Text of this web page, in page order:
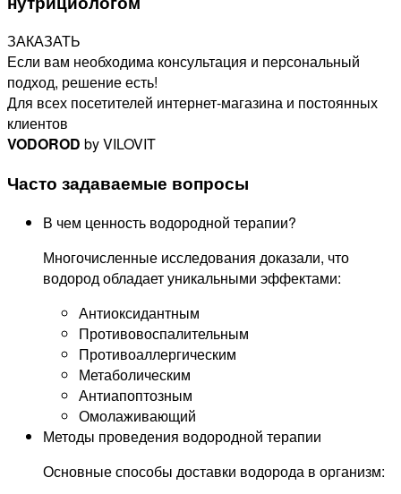
ЗАКАЗАТЬ
Если вам необходима консультация и персональный
подход, решение есть!
Для всех посетителей интернет-магазина и постоянных
клиентов
VODOROD by VILOVIT
Часто задаваемые вопросы
В чем ценность водородной терапии?
Многочисленные исследования доказали, что
водород обладает уникальными эффектами:
Антиоксидантным
Противовоспалительным
Противоаллергическим
Метаболическим
Антиапоптозным
Омолаживающий
Методы проведения водородной терапии
Основные способы доставки водорода в организм: